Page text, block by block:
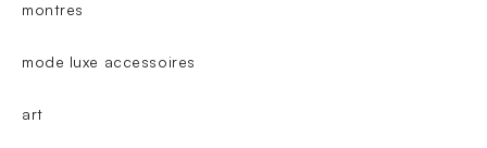
montres
mode luxe accessoires
art